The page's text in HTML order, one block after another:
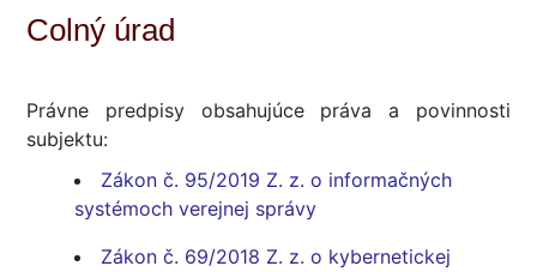
Colný úrad
Právne predpisy obsahujúce práva a povinnosti
subjektu:
Zákon č. 95/2019 Z. z. o informačných
systémoch verejnej správy
Zákon č. 69/2018 Z. z. o kybernetickej